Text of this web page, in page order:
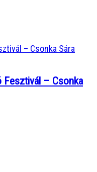
Fesztivál – Csonka